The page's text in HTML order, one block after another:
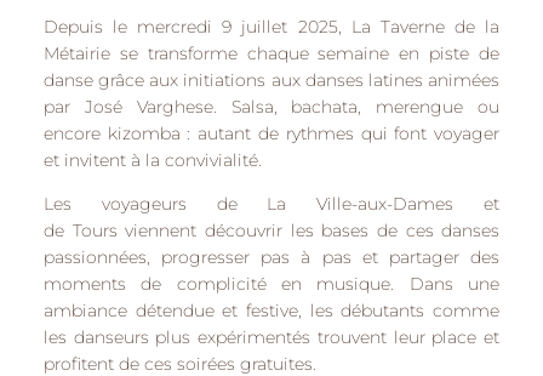
Depuis le mercredi 9 juillet 2025, La Taverne de la
Métairie se transforme chaque semaine en piste de
danse grâce aux initiations aux danses latines animées
par José Varghese. Salsa, bachata, merengue ou
encore kizomba : autant de rythmes qui font voyager
et invitent à la convivialité.
Les voyageurs de La Ville-aux-Dames et
de Tours viennent découvrir les bases de ces danses
passionnées, progresser pas à pas et partager des
moments de complicité en musique. Dans une
ambiance détendue et festive, les débutants comme
les danseurs plus expérimentés trouvent leur place et
profitent de ces soirées gratuites.